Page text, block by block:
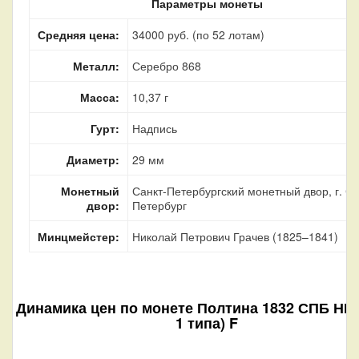
Средняя цена:
34000 руб. (по 52 лотам)
Металл:
Серебро 868
Масса:
10,37 г
Гурт:
Надпись
Диаметр:
29 мм
Монетный
двор:
Санкт-Петербургский монетный двор, г.
Петербург
Минцмейстер:
Николай Петрович Грачев (1825–1841)
Динамика цен по монете Полтина 1832 СПБ НГ
1 типа) F